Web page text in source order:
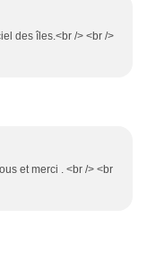
des îles.<br /> <br />
et merci . <br /> <br